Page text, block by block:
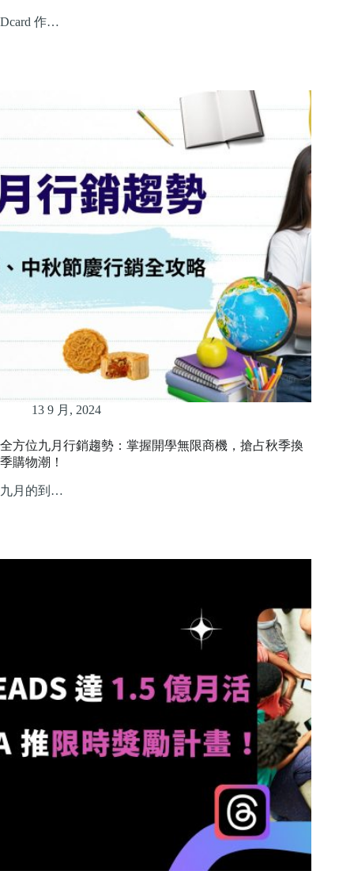
Dcard 作…
13 9 月, 2024
全方位九月行銷趨勢：掌握開學無限商機，搶占秋季換
季購物潮！
九月的到…